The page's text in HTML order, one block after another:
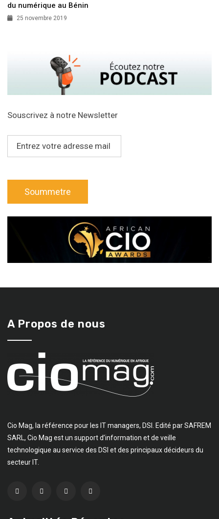
du numérique au Bénin
25 novembre 2019
Souscrivez à notre Newsletter
A Propos de nous
Cio Mag, la référence pour les IT managers, DSI. Edité par SAFREM
SARL, Cio Mag est un support d’information et de veille
technologique au service des DSI et des principaux décideurs du
secteur IT.